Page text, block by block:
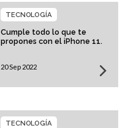
Cumple todo lo que te
propones con el iPhone 11.
TECNOLOGÍA
20 Sep 2022
TECNOLOGÍA